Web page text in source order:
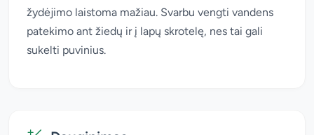
žydėjimo laistoma mažiau. Svarbu vengti vandens
patekimo ant žiedų ir į lapų skrotelę, nes tai gali
sukelti puvinius.